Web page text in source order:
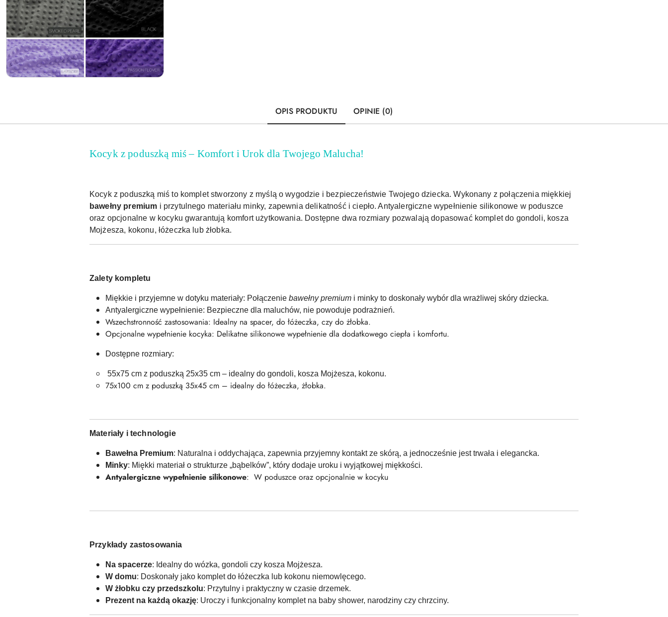
OPIS PRODUKTU OPINIE (0)
Kocyk z poduszką miś – Komfort i Urok dla Twojego Malucha!
Kocyk z poduszką miś to komplet stworzony z myślą o wygodzie i bezpieczeństwie Twojego dziecka. Wykonany z połączenia miękkiej
bawełny premium i przytulnego materiału minky, zapewnia delikatność i ciepło. Antyalergiczne wypełnienie silikonowe w poduszce
oraz opcjonalne w kocyku gwarantują komfort użytkowania. Dostępne dwa rozmiary pozwalają dopasować komplet do gondoli, kosza
Mojżesza, kokonu, łóżeczka lub żłobka.
Zalety kompletu
Miękkie i przyjemne w dotyku materiały: Połączenie bawełny premium i minky to doskonały wybór dla wrażliwej skóry dziecka.
Antyalergiczne wypełnienie: Bezpieczne dla maluchów, nie powoduje podrażnień.
Wszechstronność zastosowania: Idealny na spacer, do łóżeczka, czy do żłobka.
Opcjonalne wypełnienie kocyka: Delikatne silikonowe wypełnienie dla dodatkowego ciepła i komfortu.
Dostępne rozmiary:
55x75 cm z poduszką 25x35 cm – idealny do gondoli, kosza Mojżesza, kokonu.
75x100 cm z poduszką 35x45 cm – idealny do łóżeczka, żłobka.
Materiały i technologie
Bawełna Premium: Naturalna i oddychająca, zapewnia przyjemny kontakt ze skórą, a jednocześnie jest trwała i elegancka.
Minky: Miękki materiał o strukturze „bąbelków”, który dodaje uroku i wyjątkowej miękkości.
Antyalergiczne wypełnienie silikonowe: W poduszce oraz opcjonalnie w kocyku
Przykłady zastosowania
Na spacerze: Idealny do wózka, gondoli czy kosza Mojżesza.
W domu: Doskonały jako komplet do łóżeczka lub kokonu niemowlęcego.
W żłobku czy przedszkolu: Przytulny i praktyczny w czasie drzemek.
Prezent na każdą okazję: Uroczy i funkcjonalny komplet na baby shower, narodziny czy chrzciny.